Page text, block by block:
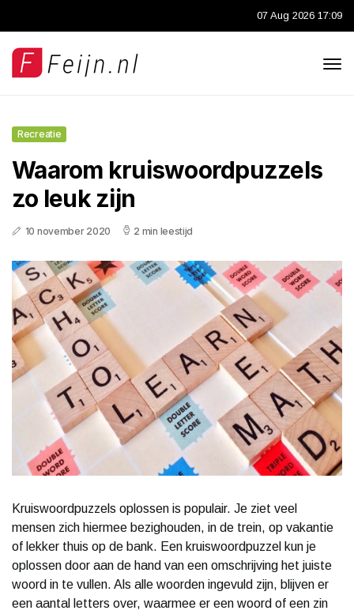
07 Aug 2026 17:09
Recreatie
Waarom kruiswoordpuzzels
zo leuk zijn
10 november 2020 2 min leestijd
Kruiswoordpuzzels oplossen is populair. Je ziet veel
mensen zich hiermee bezighouden, in de trein, op vakantie
of lekker thuis op de bank. Een kruiswoordpuzzel kun je
oplossen door aan de hand van een omschrijving het juiste
woord in te vullen. Als alle woorden ingevuld zijn, blijven er
een aantal letters over, waarmee er een woord of een zin